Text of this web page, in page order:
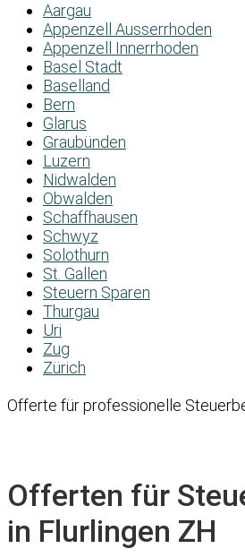
Aargau
Appenzell Ausserrhoden
Appenzell Innerrhoden
Basel Stadt
Baselland
Bern
Glarus
Graubünden
Luzern
Nidwalden
Obwalden
Schaffhausen
Schwyz
Solothurn
St. Gallen
Steuern Sparen
Thurgau
Uri
Zug
Zürich
Offerte für professionelle
Offerten für
in Flurlingen ZH